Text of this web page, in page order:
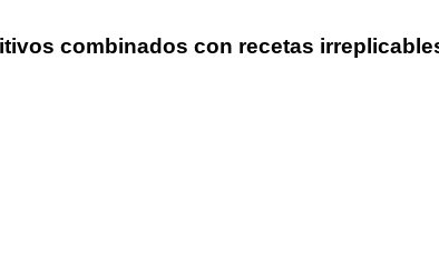
combinados con recetas